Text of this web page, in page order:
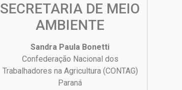
SECRETARIA DE MEIO
AMBIENTE
Sandra Paula Bonetti
Confederação Nacional dos
Trabalhadores na Agricultura (CONTAG)
Paraná